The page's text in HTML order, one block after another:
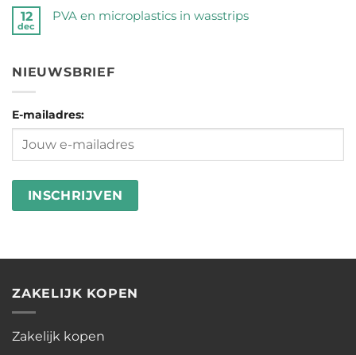
feiten
rij
geraapt
Butts
2026
=
Microplastic
reacties
duurzame
van
Ecomondo
goed
12
dec
PVA en microplastics in wasstrips
op
en
in
NIEUWSBRIEF
E-mailadres:
ZAKELIJK KOPEN
Zakelijk kopen